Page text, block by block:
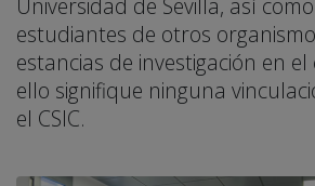
Universidad de Sevilla, así
estudiantes de otros
estancias de investigación en
ello signifique ninguna
el CSIC.